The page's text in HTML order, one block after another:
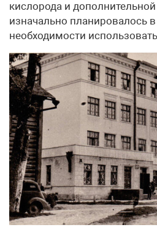
кислорода и
изначально планировалось в
необходимости